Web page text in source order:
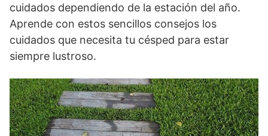
cuidados dependiendo de la estación del año.
Aprende con estos sencillos consejos los
cuidados que necesita tu césped para estar
siempre lustroso.